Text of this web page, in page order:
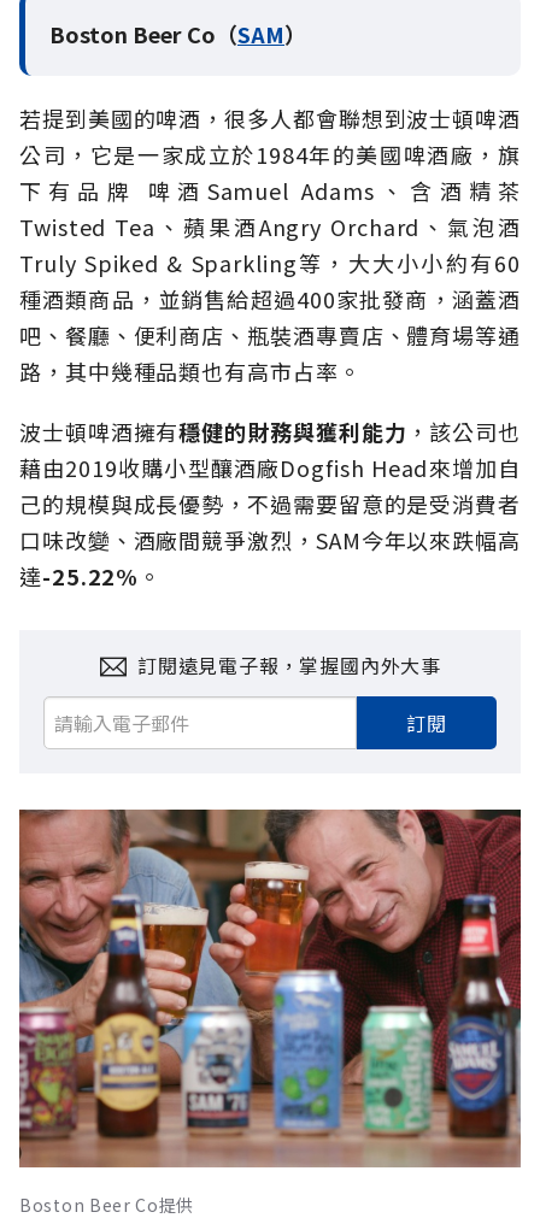
Boston Beer Co（SAM）
若提到美國的啤酒，很多人都會聯想到波士頓啤酒
公司，它是一家成立於1984年的美國啤酒廠，旗
下有品牌 啤酒Samuel Adams、含酒精茶
Twisted Tea、蘋果酒Angry Orchard、氣泡酒
Truly Spiked & Sparkling等，大大小小約有60
種酒類商品，並銷售給超過400家批發商，涵蓋酒
吧、餐廳、便利商店、瓶裝酒專賣店、體育場等通
路，其中幾種品類也有高市占率。
波士頓啤酒擁有穩健的財務與獲利能力 ，該公司也
藉由2019收購小型釀酒廠Dogfish Head來增加自
己的規模與成長優勢，不過需要留意的是受消費者
口味改變、酒廠間競爭激烈，SAM今年以來跌幅高
達-25.22% 。
訂閱遠見電子報，掌握國內外大事
訂閱
Boston Beer Co提供